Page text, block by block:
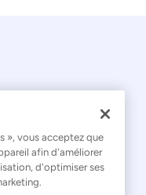
réservés.
», vous acceptez que
afin d'améliorer
d'optimiser ses